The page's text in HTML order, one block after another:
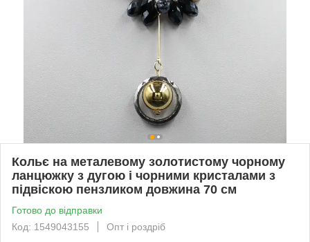
Кольє на металевому золотистому чорному
ланцюжку з дугою і чорними кристалами з
підвіскою пензликом довжина 70 см
Готово до відправки
Код: 1549043155
Опт і роздріб